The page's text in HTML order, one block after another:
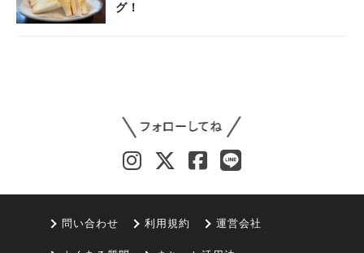
グ！
問い合わせ 利用規約 運営会社